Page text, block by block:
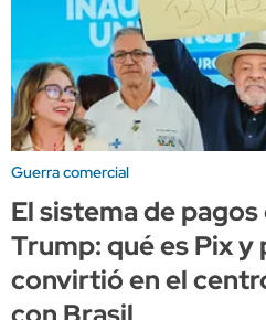
Guerra comercial
El sistema de
Trump: qué es Pix y
convirtió en el